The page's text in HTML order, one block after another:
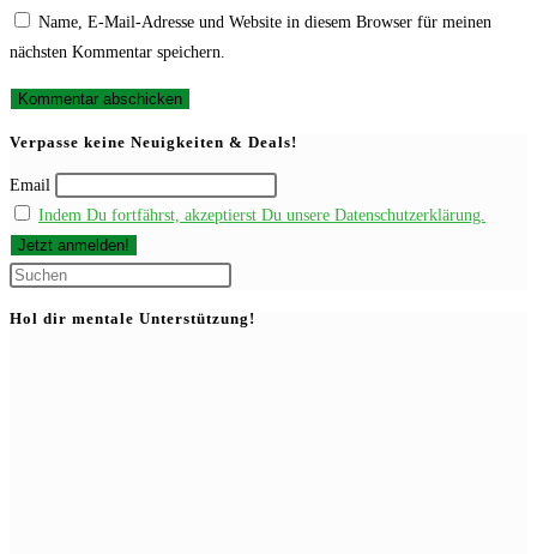
Benutzernamen
zum
Kommentieren
Mail-
Adresse
zum
ein
Website-
URL
ein
Name, E-Mail-Adresse und Website in diesem Browser für meinen
nächsten Kommentar speichern.
Verpasse keine Neuigkeiten & Deals!
Email
Indem Du fortfährst, akzeptierst Du unsere Datenschutzerklärung.
Hol dir mentale Unterstützung!